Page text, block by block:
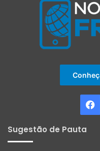
Sugestão de Pauta